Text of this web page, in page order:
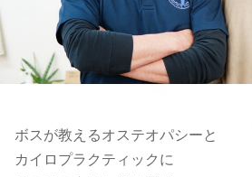
ボスが教えるオステオパシーと
カイロプラクティックに